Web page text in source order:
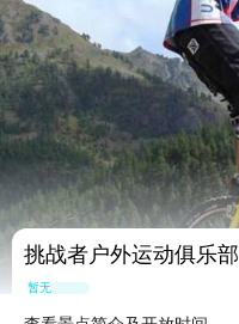
挑战者户外运动俱乐部
暂无点评
